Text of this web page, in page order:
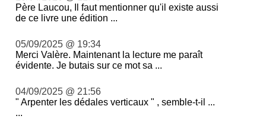
Père Laucou, Il faut mentionner qu'il existe aussi
de ce livre une édition ...
05/09/2025 @ 19:34
Merci Valère. Maintenant la lecture me paraît
évidente. Je butais sur ce mot sa ...
04/09/2025 @ 21:56
" Arpenter les dédales verticaux " , semble-t-il ...
...